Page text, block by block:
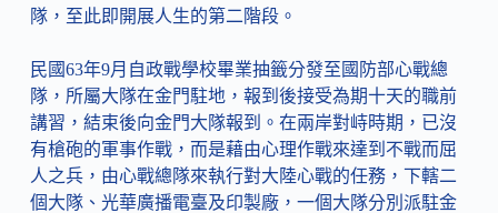
隊，至此即開展人生的第二階段。
民國63年9月自政戰學校畢業抽籤分發至國防部心戰總
隊，所屬大隊在金門駐地，報到後接受為期十天的職前
講習，結束後向金門大隊報到。在兩岸對峙時期，已沒
有槍砲的軍事作戰，而是藉由心理作戰來達到不戰而屈
人之兵，由心戰總隊來執行對大陸心戰的任務，下轄二
個大隊、光華廣播電臺及印製廠，一個大隊分別派駐金